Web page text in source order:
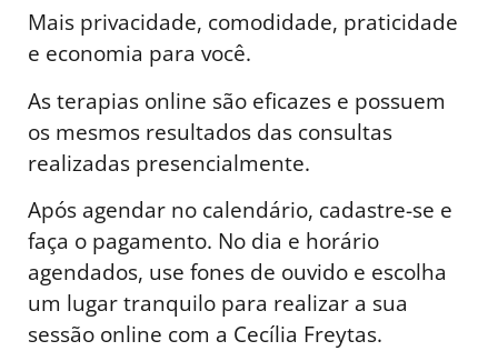
Mais privacidade, comodidade, praticidade
e economia para você.
As terapias online são eficazes e possuem
os mesmos resultados das consultas
realizadas presencialmente.
Após agendar no calendário, cadastre-se e
faça o pagamento. No dia e horário
agendados, use fones de ouvido e escolha
um lugar tranquilo para realizar a sua
sessão online com a Cecília Freytas.